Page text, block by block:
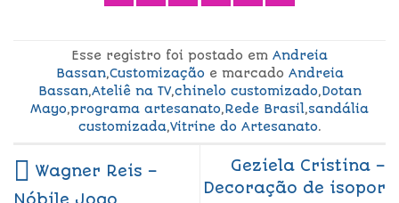
Esse registro foi postado em Andreia
Bassan,Customização e marcado Andreia
Bassan,Ateliê na TV,chinelo customizado,Dotan
Mayo,programa artesanato,Rede Brasil,sandália
customizada,Vitrine do Artesanato.
Wagner Reis –
Nóbile Jogo
Geziela Cristina –
Decoração de isopor